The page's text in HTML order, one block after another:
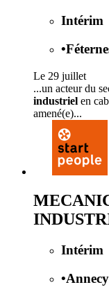
Intérim
•
Le 29 juillet
...un acteur du
industriel en
amené(e)...
Intérim
•